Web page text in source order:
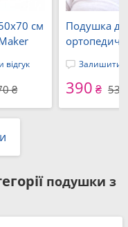
см
₴
Подушка
лебединого
25 x 26 x 8/
Залишити
390 ₴
подушки з